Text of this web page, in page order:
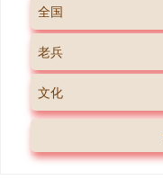
全国
老兵
文化